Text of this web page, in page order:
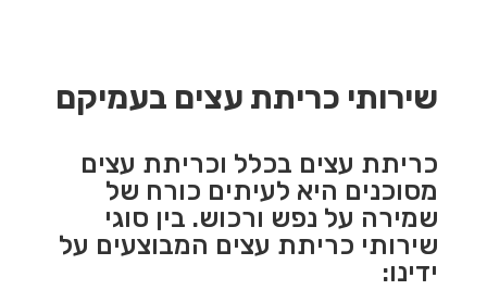
שירותי כריתת עצים בעמיקם
כריתת עצים בכלל וכריתת עצים
מסוכנים היא לעיתים כורח של
שמירה על נפש ורכוש. בין סוגי
שירותי כריתת עצים המבוצעים על
ידינו: